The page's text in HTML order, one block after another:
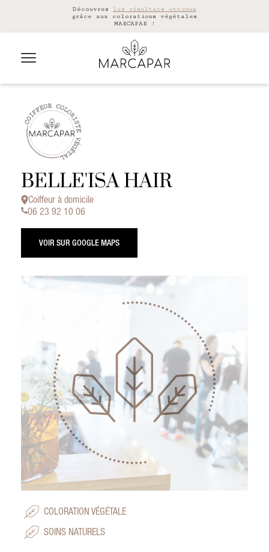
Découvrez les résultats obtenus
grâce aux colorations végétales
MARCAPAR !
BELLE'ISA HAIR
Coiffeur à domicile
06 23 92 10 06
VOIR SUR GOOGLE MAPS
COLORATION VÉGÉTALE
SOINS NATURELS